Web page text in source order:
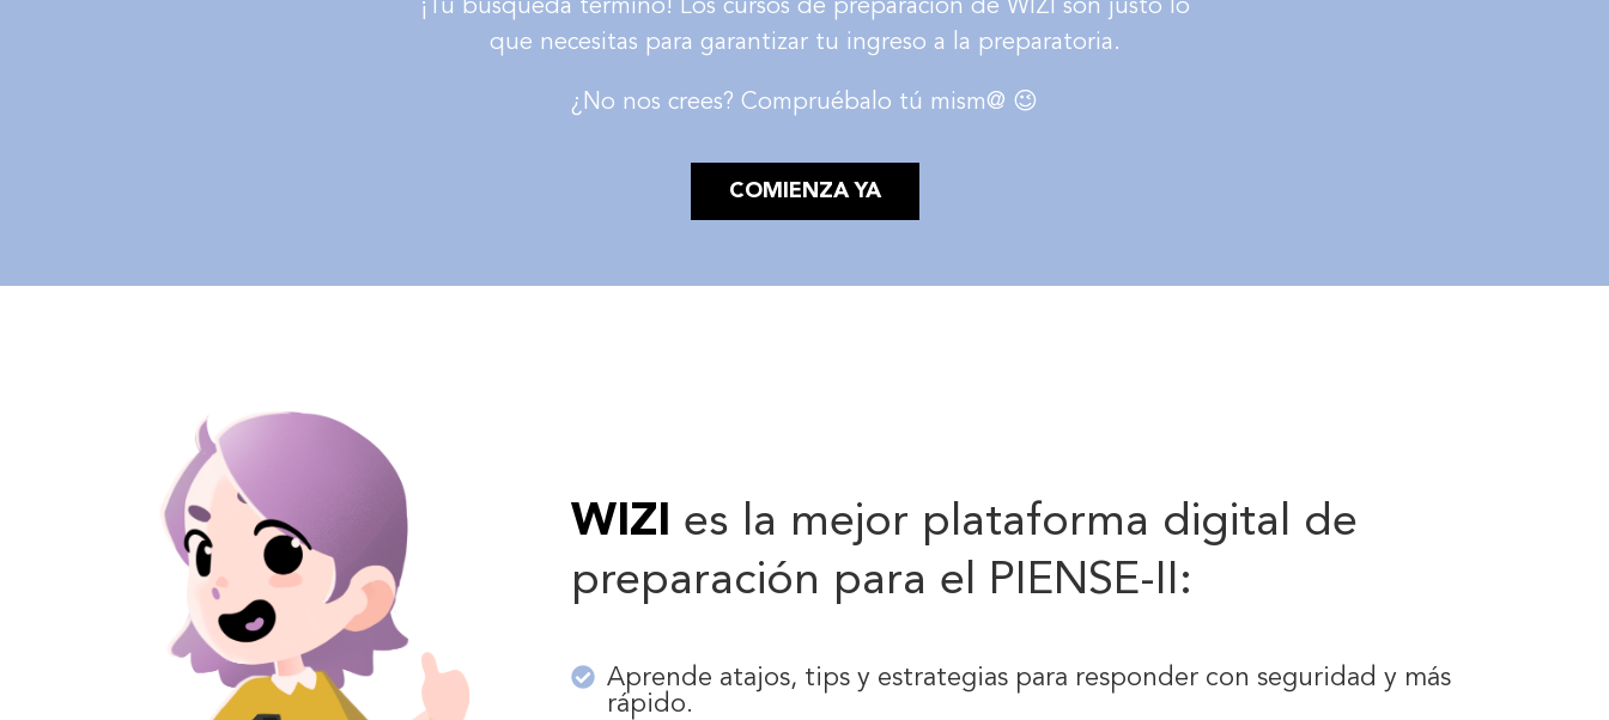
¡Tu búsqueda terminó! Los cursos de preparación de WIZI son justo lo
que necesitas para garantizar tu ingreso a la preparatoria.
¿No nos crees? Compruébalo tú mism@ 😉
COMIENZA YA
WIZI es la mejor plataforma digital de
preparación para el PIENSE-II:
Aprende atajos, tips y estrategias para responder con seguridad y más
rápido.